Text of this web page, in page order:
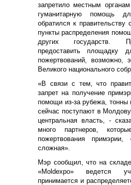
запретило местным
гуманитарную помощь
обратился к правительству
пункты распределения
других государств.
предоставить площадку
пожертвований, возможно,
Великого национального
«В связи с тем, что
запрет на получение
помощи из-за рубежа, тонны
сейчас поступают в
центральная власть, -
много партнеров,
пожертвования примэрии,
сложная».
Мэр сообщил, что на
«Moldexpo» ведется
принимается и